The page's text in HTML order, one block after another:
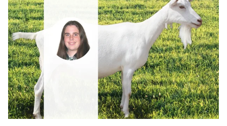
den grossen», erklärt Siegl im exklusiven Interview. Im
Rahmen des Turnarounds zieht die drittgrösste
Schweizer Molkerei unter anderem von der
namensgebenden Gemeinde Hochdorf LU nach Sulgen
TG.